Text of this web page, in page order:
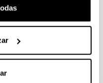
te motiva el